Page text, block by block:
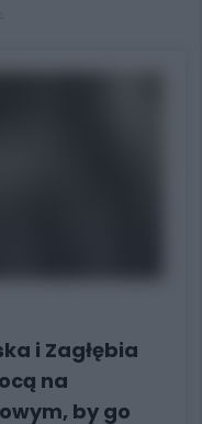
i Zagłębia
na
by go